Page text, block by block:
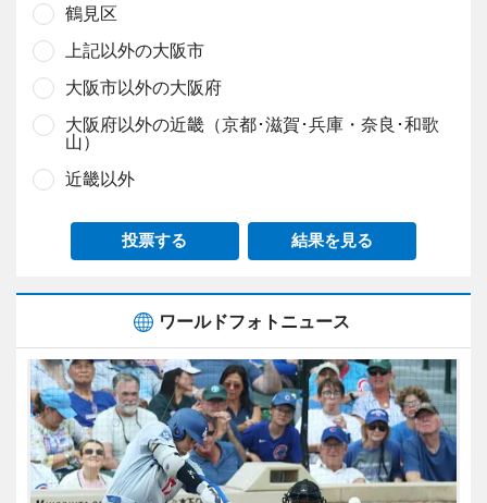
鶴見区
上記以外の大阪市
大阪市以外の大阪府
大阪府以外の近畿（京都･滋賀･兵庫・奈良･和歌
山）
近畿以外
投票する 結果を見る
ワールドフォトニュース